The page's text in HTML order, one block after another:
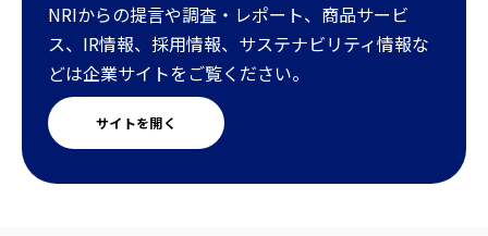
NRIからの提言や調査・レポート、商品サービ
ス、IR情報、採用情報、サステナビリティ情報な
どは企業サイトをご覧ください。
サイトを開く